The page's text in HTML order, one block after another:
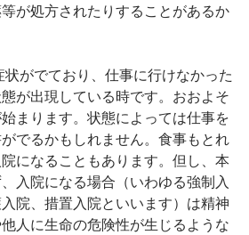
が処方されたりすることがあるか
がでており、仕事に行けなかった
が出現している時です。おおよそ
まります。状態によっては仕事を
でるかもしれません。食事もとれ
になることもあります。但し、本
入院になる場合（いわゆる強制入
院、措置入院といいます）は精神
人に生命の危険性が生じるような